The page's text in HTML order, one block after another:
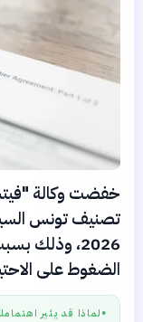
خفضت وكالة
2026، وذلك
الضغوط على
● لماذا قد يثير